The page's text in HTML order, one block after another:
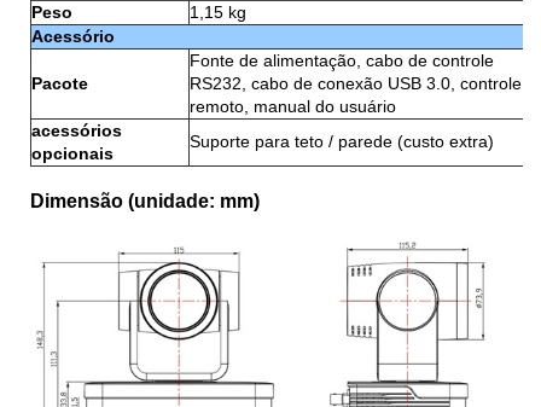
Peso
1,15 kg
Acessório
Pacote
Fonte de alimentação, cabo de controle
RS232, cabo de conexão USB 3.0, controle
remoto, manual do usuário
acessórios
opcionais
Suporte para teto / parede (custo extra)
Dimensão (unidade: mm)